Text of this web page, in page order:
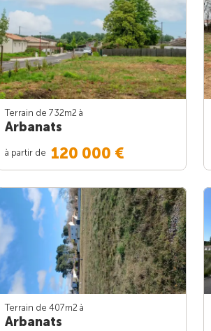
Terrain de 732m2 à
Arbanats
à partir de 120 000 €
Terrain de 407m2 à
Arbanats